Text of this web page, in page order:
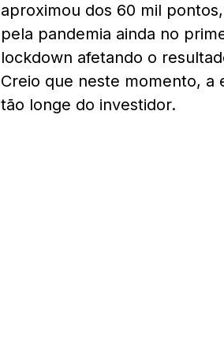
aproximou dos 60 mil
pela pandemia ainda no
lockdown afetando o
Creio que neste momento, a
tão longe do investidor.